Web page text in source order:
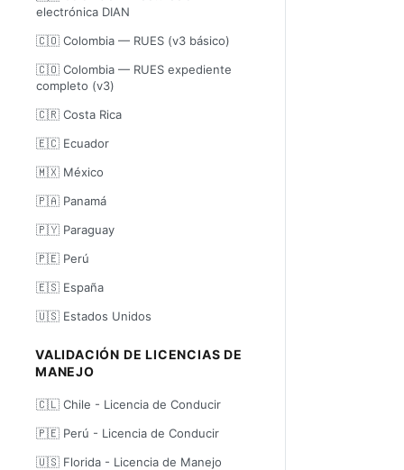
electrónica DIAN
🇨🇴 Colombia — RUES (v3 básico)
🇨🇴 Colombia — RUES expediente
completo (v3)
🇨🇷 Costa Rica
🇪🇨 Ecuador
🇲🇽 México
🇵🇦 Panamá
🇵🇾 Paraguay
🇵🇪 Perú
🇪🇸 España
🇺🇸 Estados Unidos
VALIDACIÓN DE LICENCIAS DE
MANEJO
🇨🇱 Chile - Licencia de Conducir
🇵🇪 Perú - Licencia de Conducir
🇺🇸 Florida - Licencia de Manejo